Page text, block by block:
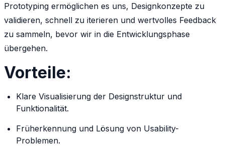
Prototyping ermöglichen es uns, Designkonzepte zu
validieren, schnell zu iterieren und wertvolles Feedback
zu sammeln, bevor wir in die Entwicklungsphase
übergehen.
Vorteile:
Klare Visualisierung der Designstruktur und
Funktionalität.
Früherkennung und Lösung von Usability-
Problemen.